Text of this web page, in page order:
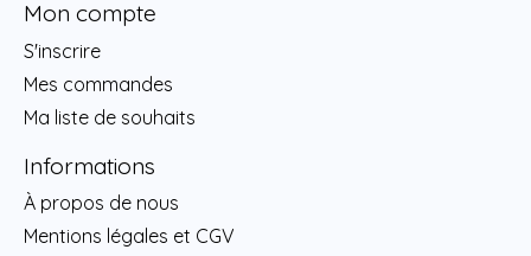
Mon compte
S'inscrire
Mes commandes
Ma liste de souhaits
Informations
À propos de nous
Mentions légales et CGV